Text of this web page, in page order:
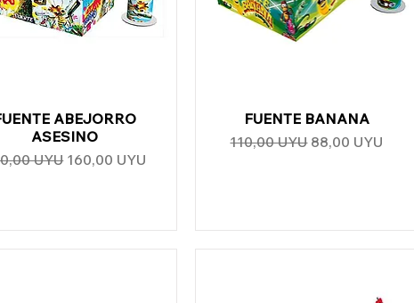
Vista rápida
ABEJORRO
ASESINO
UYU Precio de oferta
160,00 UYU
Vista rápida
FUENTE BANANA
Precio
110,00 UYU Precio de oferta
88,00 UYU